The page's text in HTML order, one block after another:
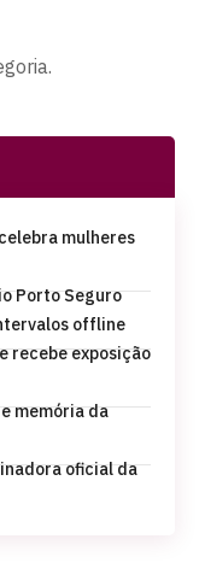
mulheres
Porto Seguro
offline
recebe exposição
memória da
oficial da